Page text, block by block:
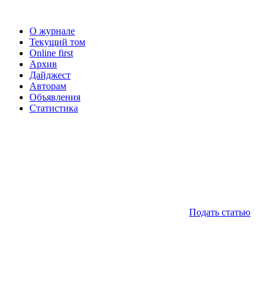
О журнале
Текущий том
Online first
Архив
Дайджест
Авторам
Объявления
Статистика
Подать статью